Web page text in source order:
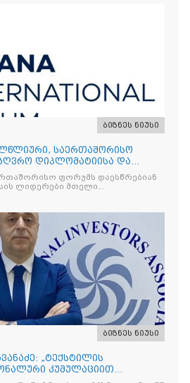
ბიზნეს ნიუსი
საერთაშორისო
დიპლომატიისა და
განვითარების მიზნით
ფორუმს დაესწრებიან
ლიდერები მთელი
ბიზნეს ნიუსი
„ტექსტილის
კუმულაციით
გაზარდა. გვინდა, რომ